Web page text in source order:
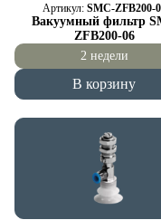
Артикул: SMC-ZFB200-
Вакуумный фильтр
ZFB200-06
2 недели
В корзину